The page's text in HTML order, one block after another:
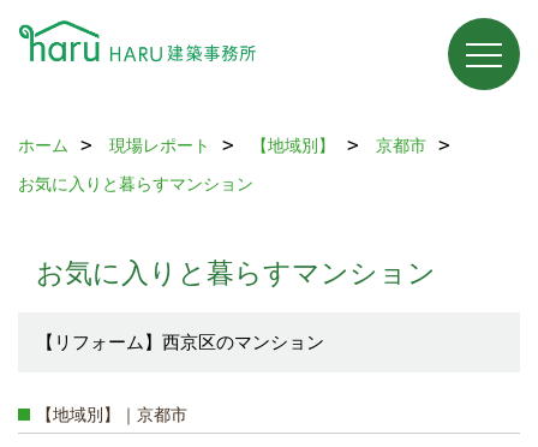
ホーム 現場レポート 【地域別】
京都市
お気に入りと暮らすマンション
お気に入りと暮らすマンション
【リフォーム】西京区のマンション
【地域別】｜京都市